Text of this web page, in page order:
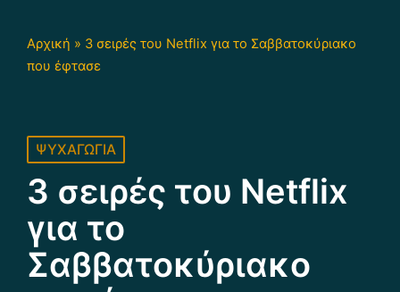
Αρχική » 3 σειρές του Netflix για το Σαββατοκύριακο
που έφτασε
Posted
ΨΥΧΑΓΩΓΙΑ
3 σειρές του Netflix
για το
Σαββατοκύριακο